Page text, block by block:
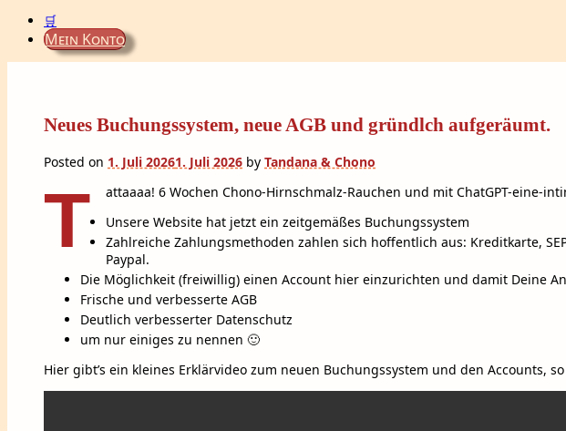
🛒
Mein Konto
Neues Buchungssystem, neue AGB und gründlch aufgeräumt.
Posted on 1. Juli 20261. Juli 2026 by Tandana & Chono
T
attaaaa! 6 Wochen Chono-Hirnschmalz-Rauchen und mit ChatGPT-eine-
Unsere Website hat jetzt ein zeitgemäßes Buchungssystem
Zahlreiche Zahlungsmethoden zahlen sich hoffentlich aus: Kreditkarte,
Paypal.
Die Möglichkeit (freiwillig) einen Account hier einzurichten und damit Deine
Frische und verbesserte AGB
Deutlich verbesserter Datenschutz
um nur einiges zu nennen 🙂
Hier gibt’s ein kleines Erklärvideo zum neuen Buchungssystem und den Accounts,